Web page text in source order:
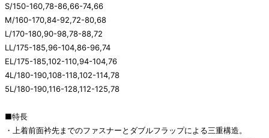
S/150-160,78-86,66-74,66
M/160-170,84-92,72-80,68
L/170-180,90-98,78-88,72
LL/175-185,96-104,86-96,74
EL/175-185,102-110,94-104,76
4L/180-190,108-118,102-114,78
5L/180-190,116-128,112-125,78
■特長
・上着前面衿先までのファスナーとダブルフラップによる三重構造。